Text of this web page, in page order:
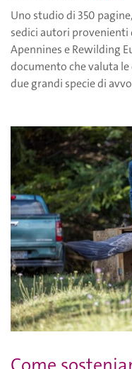
Uno studio di 350
sedici autori provenienti
Apennines e Rewilding
documento che valuta
due grandi specie di